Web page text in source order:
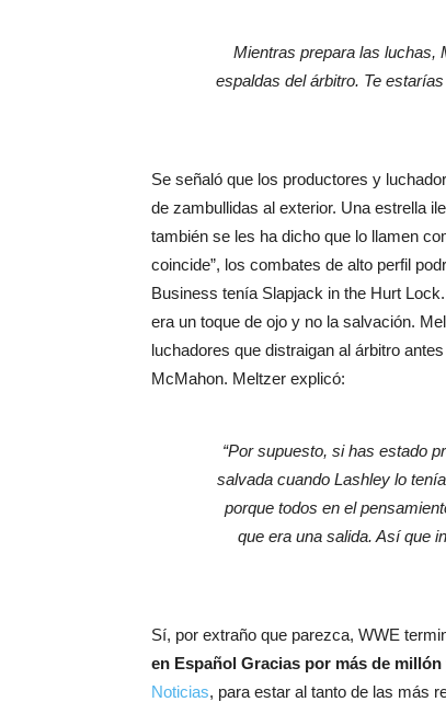
Mientras prepara las luchas,
espaldas del árbitro. Te
Se señaló que los productores y
de zambullidas al exterior. Una estrella
también se les ha dicho que lo llamen
coincide”, los combates de alto perfil
Business tenía Slapjack in the Hurt
era un toque de ojo y no la salvación.
luchadores que distraigan al árbitro
McMahon. Meltzer explicó:
“Por supuesto, si has estado
salvada cuando Lashley lo
porque todos en el
que era una salida. Así que
Sí, por extraño que parezca, WWE
en Español Gracias por más de
Noticias, para estar al tanto de las más